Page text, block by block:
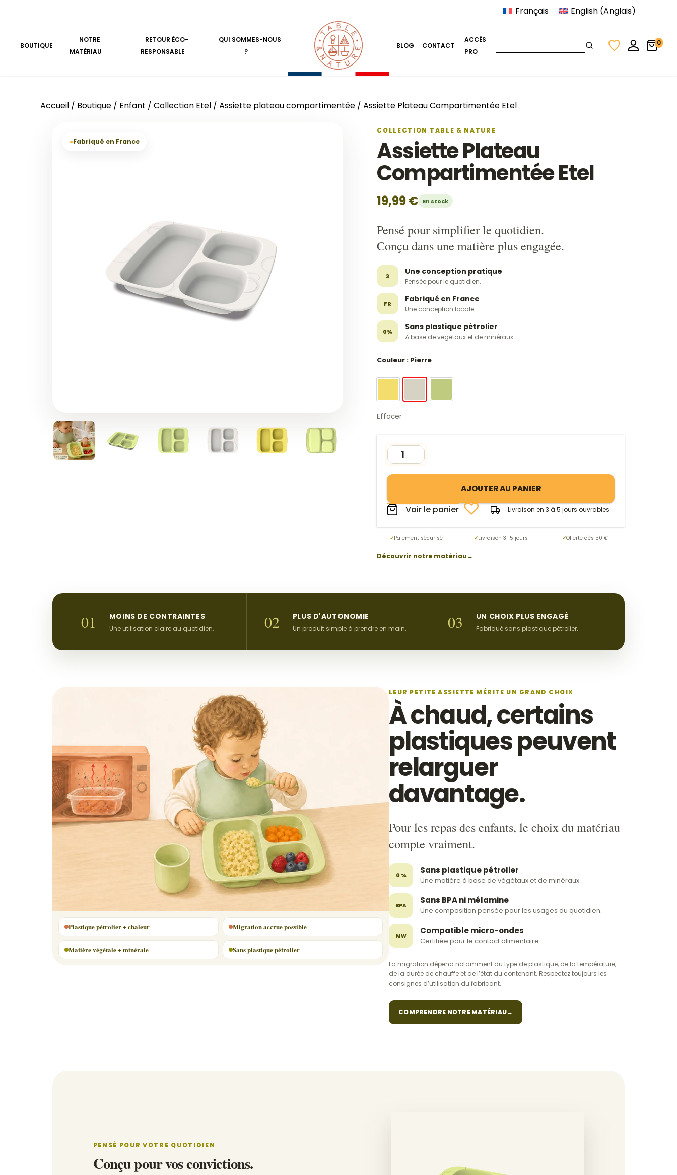
Français English (Anglais)
BOUTIQUE
NOTRE
MATÉRIAU
RETOUR ÉCO-
RESPONSABLE
QUI SOMMES-NOUS
?
BLOG CONTACT
ACCÈS
PRO
0
Accueil / Boutique / Enfant / Collection Etel / Assiette plateau compartimentée / Assiette Plateau Compartimentée Etel
●Fabriqué en France
COLLECTION TABLE & NATURE
Assiette Plateau
Compartimentée Etel
19,99€ En stock
Pensé pour simplifier le quotidien.
Conçu dans une matière plus engagée.
3 Une conception pratique
Pensée pour le quotidien.
FR Fabriqué en France
Une conception locale.
0% Sans plastique pétrolier
À base de végétaux et de minéraux.
Couleur : Pierre
Mimosa Pierre Pistache
Effacer
quantité
de
Assiette
Compartimentée
Etel
AJOUTER AU PANIER
Voir le panier Livraison en 3 à 5 jours ouvrables
✓Paiement sécurisé ✓Livraison 3–5 jours ✓Offerte dès 50 €
Découvrir notre matériau→
01 MOINS DE CONTRAINTES
Une utilisation claire au quotidien. 02 PLUS D'AUTONOMIE
Un produit simple à prendre en main. 03 UN CHOIX PLUS ENGAGÉ
Fabriqué sans plastique pétrolier.
Plastique pétrolier + chaleur Migration accrue possible
Matière végétale + minérale Sans plastique pétrolier
LEUR PETITE ASSIETTE MÉRITE UN GRAND CHOIX
À chaud, certains
plastiques peuvent
relarguer
davantage.
Pour les repas des enfants, le choix du matériau
compte vraiment.
0 % Sans plastique pétrolier
Une matière à base de végétaux et de minéraux.
BPA Sans BPA ni mélamine
Une composition pensée pour les usages du quotidien.
MW Compatible micro-ondes
Certifiée pour le contact alimentaire.
La migration dépend notamment du type de plastique, de la température,
de la durée de chauffe et de l’état du contenant. Respectez toujours les
consignes d’utilisation du fabricant.
COMPRENDRE NOTRE MATÉRIAU→
PENSÉ POUR VOTRE QUOTIDIEN
Conçu pour vos convictions.